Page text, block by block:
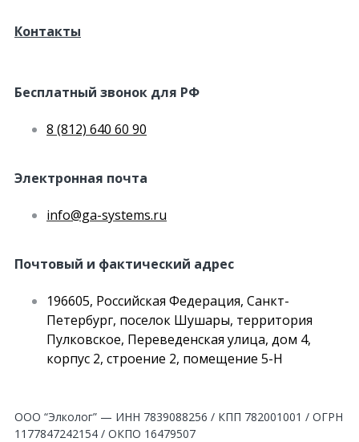
Контакты
Бесплатный звонок для РФ
8 (812) 640 60 90
Электронная почта
info@ga-systems.ru
Почтовый и фактический адрес
196605, Российская Федерация, Санкт-
Петербург, поселок Шушары, территория
Пулковское, Переведенская улица, дом 4,
корпус 2, строение 2, помещение 5-Н
ООО “Элколог” — ИНН 7839088256 / КПП 782001001 / ОГРН
1177847242154 / ОКПО 16479507